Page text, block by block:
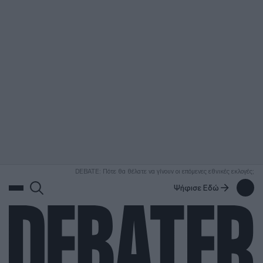
DEBATE: Πότε θα θέλατε να γίνουν οι επόμενες εθνικές εκλογές;
Ψήφισε Εδώ